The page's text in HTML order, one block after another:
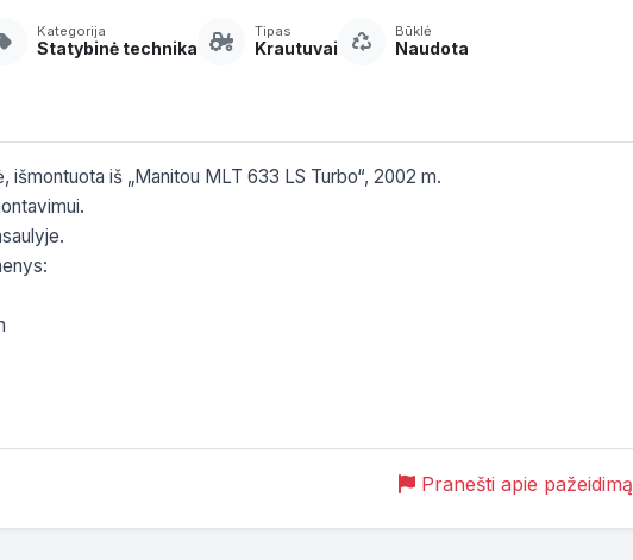
Kategorija
Statybinė technika
Tipas
Krautuvai
Būklė
Naudota
išmontuota iš „Manitou MLT 633 LS Turbo“, 2002 m.
Pranešti apie pažeidimą